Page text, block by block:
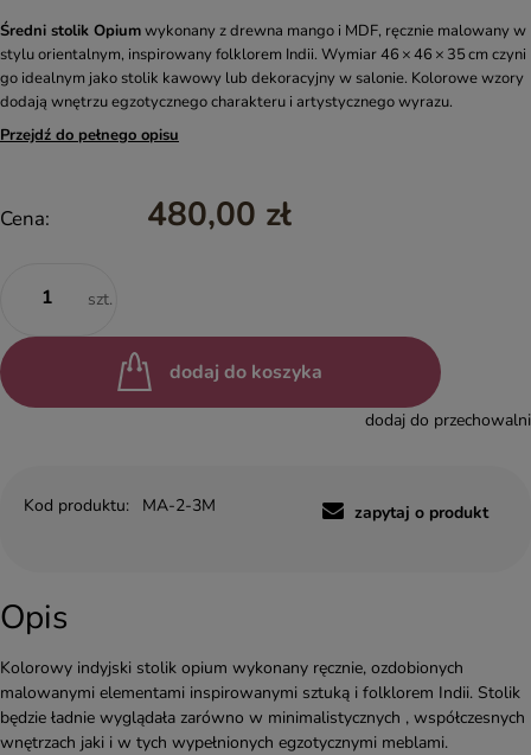
Średni stolik Opiumwykonany z drewna mango i MDF, ręcznie malowany w
stylu orientalnym, inspirowany folklorem Indii. Wymiar 46 × 46 × 35 cm czyni
go idealnym jako stolik kawowy lub dekoracyjny w salonie. Kolorowe wzory
dodają wnętrzu egzotycznego charakteru i artystycznego wyrazu.
Przejdź do pełnego opisu
Cena: 480,00 zł
szt.
dodaj do koszyka
dodaj do przechowalni
Kod produktu: MA-2-3M zapytaj o produkt
Opis
Kolorowy indyjski stolik opium wykonany ręcznie, ozdobionych
malowanymi elementami inspirowanymi sztuką i folklorem Indii. Stolik
będzie ładnie wyglądała zarówno w minimalistycznych , współczesnych
wnętrzach jaki i w tych wypełnionych egzotycznymi meblami.